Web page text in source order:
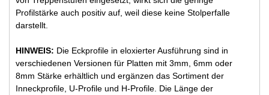
Profilstärke auch positiv auf, weil diese keine Stolperfalle
darstellt.
HINWEIS: Die Eckprofile in eloxierter Ausführung sind in
verschiedenen Versionen für Platten mit 3mm, 6mm oder
8mm Stärke erhältlich und ergänzen das Sortiment der
Inneckprofile, U-Profile und H-Profile. Die Länge der